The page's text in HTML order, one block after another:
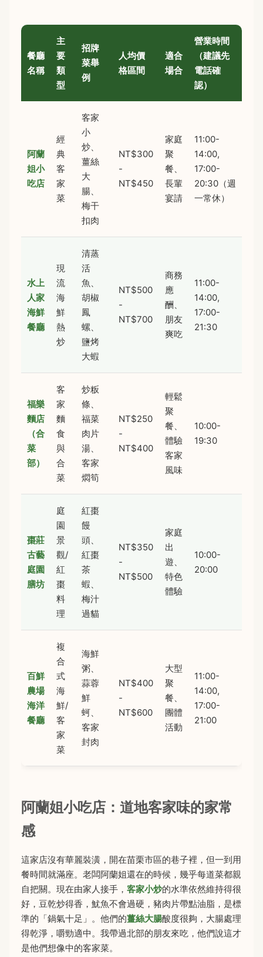
餐廳
名稱
主
要
類
型
招牌
菜舉
例
人均價
格區間
適合
場合
營業時間
（建議先
電話確
認）
阿蘭
姐小
吃店
經
典
客
家
菜
客家
小
炒、
薑絲
大
腸、
梅干
扣肉
NT$300
-
NT$450
家庭
聚
餐、
長輩
宴請
11:00-
14:00,
17:00-
20:30（週
一常休）
水上
人家
海鮮
餐廳
現
流
海
鮮
熱
炒
清蒸
活
魚、
胡椒
鳳
螺、
鹽烤
大蝦
NT$500
-
NT$700
商務
應
酬、
朋友
爽吃
11:00-
14:00,
17:00-
21:30
福樂
麵店
（合
菜
部）
客
家
麵
食
與
合
菜
炒粄
條、
福菜
肉片
湯、
客家
燜筍
NT$250
-
NT$400
輕鬆
聚
餐、
體驗
客家
風味
10:00-
19:30
棗莊
古藝
庭園
膳坊
庭
園
景
觀/
紅
棗
料
理
紅棗
饅
頭、
紅棗
茶
蝦、
梅汁
過貓
NT$350
-
NT$500
家庭
出
遊、
特色
體驗
10:00-
20:00
百鮮
農場
海洋
餐廳
複
合
式
海
鮮/
客
家
菜
海鮮
粥、
蒜蓉
鮮
蚵、
客家
封肉
NT$400
-
NT$600
大型
聚
餐、
團體
活動
11:00-
14:00,
17:00-
21:00
阿蘭姐小吃店：道地客家味的家常
感
這家店沒有華麗裝潢，開在苗栗市區的巷子裡，但一到用
餐時間就滿座。老闆阿蘭姐還在的時候，幾乎每道菜都親
自把關。現在由家人接手， 客家小炒的水準依然維持得很
好，豆乾炒得香，魷魚不會過硬，豬肉片帶點油脂，是標
準的「鍋氣十足」。他們的薑絲大腸酸度很夠，大腸處理
得乾淨，嚼勁適中。我帶過北部的朋友來吃，他們說這才
是他們想像中的客家菜。